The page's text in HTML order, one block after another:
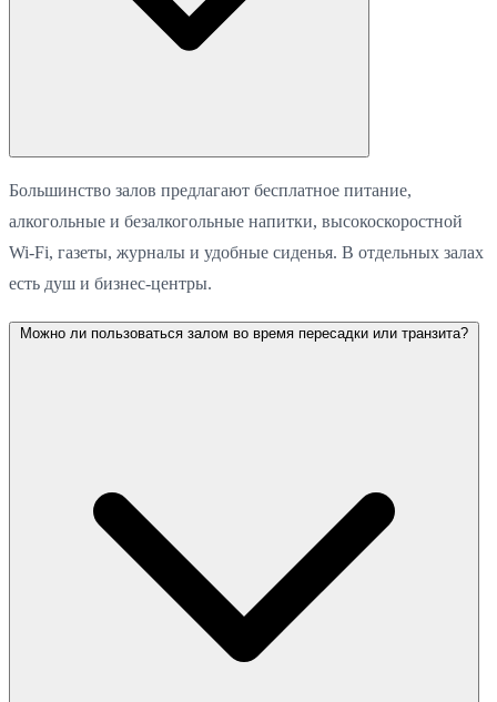
Большинство залов предлагают бесплатное питание,
алкогольные и безалкогольные напитки, высокоскоростной
Wi-Fi, газеты, журналы и удобные сиденья. В отдельных залах
есть душ и бизнес-центры.
Можно ли пользоваться залом во время пересадки или транзита?